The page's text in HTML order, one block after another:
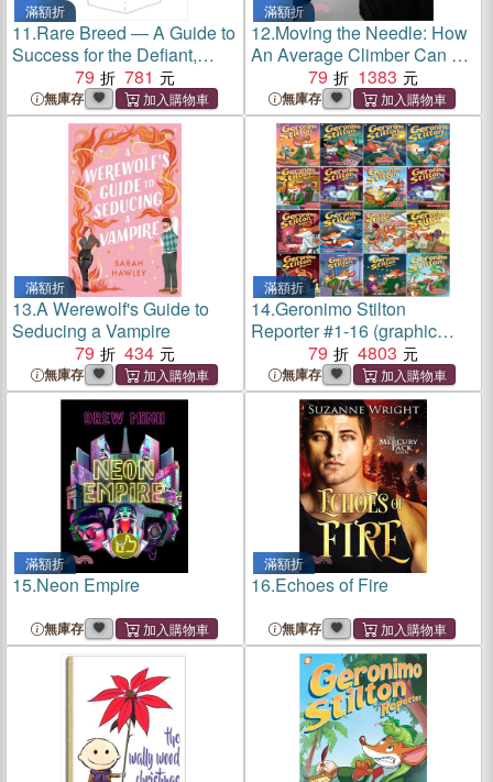
滿額折
11.Rare Breed ― A Guide to
Success for the Defiant,
Dangerous, and Different
79 781
無庫存
滿額折
12.Moving the Needle: How
An Average Climber Can Do
The Hardest Route In The
World
79 1383
無庫存
滿額折
13.A Werewolf's Guide to
Seducing a Vampire
79
434
無庫存
滿額折
14.Geronimo Stilton
Reporter #1-16 (graphic
79 4803
無庫存
滿額折
15.Neon Empire
無庫存
滿額折
16.Echoes of Fire
無庫存